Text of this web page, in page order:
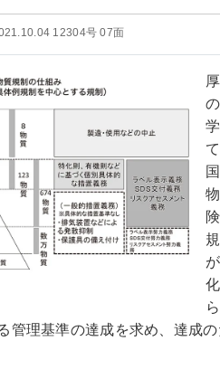
12304号 07面
管理基準の達成を求め、達成